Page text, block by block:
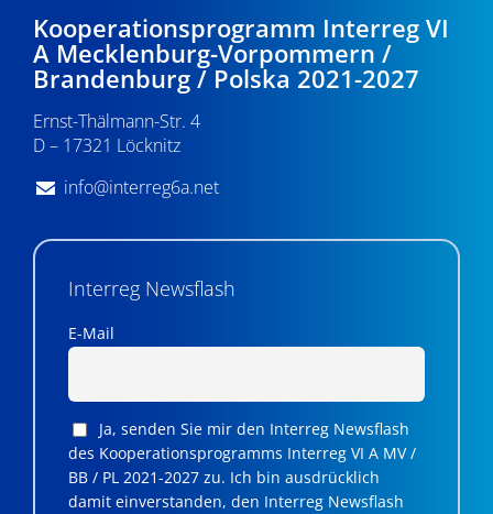
Kooperationsprogramm Interreg VI
A Mecklenburg-Vorpommern /
Brandenburg / Polska 2021-2027
Ernst-Thälmann-Str. 4
D – 17321 Löcknitz
info@interreg6a.net
Interreg Newsflash
E-Mail
Ja, senden Sie mir den Interreg Newsflash
des Kooperationsprogramms Interreg VI A MV /
BB / PL 2021-2027 zu. Ich bin ausdrücklich
damit einverstanden, den Interreg Newsflash